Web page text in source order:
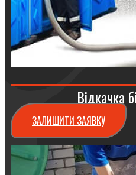
Відкачка
ЗАЛИШИТИ ЗАЯВКУ